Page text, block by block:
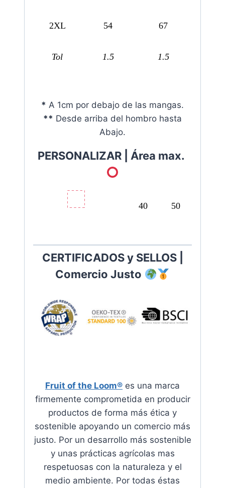
2XL 54 67
Tol 1.5 1.5
* A 1cm por debajo de las mangas.
** Desde arriba del hombro hasta
Abajo.
PERSONALIZAR | Área max.
40 50
CERTIFICADOS y SELLOS |
Comercio Justo
Fruit of the Loom® es una marca
firmemente comprometida en producir
productos de forma más ética y
sostenible apoyando un comercio más
justo. Por un desarrollo más sostenible
y unas prácticas agrícolas mas
respetuosas con la naturaleza y el
medio ambiente. Por todas éstas